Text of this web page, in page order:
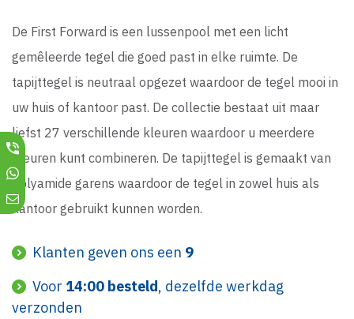
De First Forward is een lussenpool met een licht
gemêleerde tegel die goed past in elke ruimte. De
tapijttegel is neutraal opgezet waardoor de tegel mooi in
uw huis of kantoor past. De collectie bestaat uit maar
liefst 27 verschillende kleuren waardoor u meerdere
kleuren kunt combineren. De tapijttegel is gemaakt van
Polyamide garens waardoor de tegel in zowel huis als
kantoor gebruikt kunnen worden.
Klanten geven ons een 9
Voor 14:00 besteld, dezelfde werkdag
verzonden